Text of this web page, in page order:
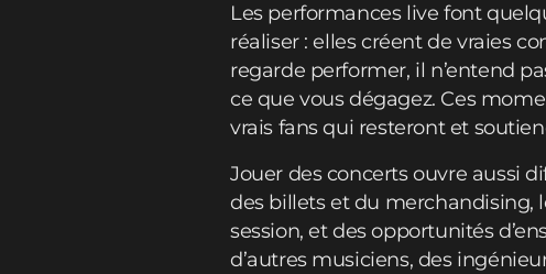
Les performances live font
réaliser : elles créent de vraies
regarde performer, il n’entend
ce que vous dégagez. Ces
vrais fans qui resteront et
Jouer des concerts ouvre aussi
des billets et du merchandising,
session, et des opportunités
d’autres musiciens, des